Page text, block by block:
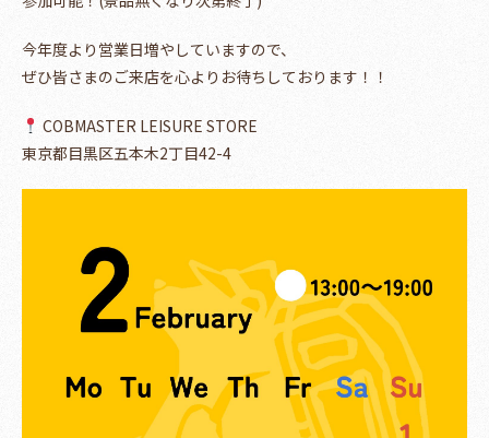
今年度より営業日増やしていますので、
ぜひ皆さまのご来店を心よりお待ちしております！！
COBMASTER LEISURE STORE
東京都目黒区五本木2丁目42-4